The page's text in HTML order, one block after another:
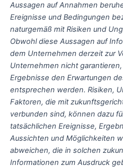
Aussagen auf Annahmen
Ereignisse und Bedingungen
naturgemäß mit Risiken und
Obwohl diese Aussagen auf
dem Unternehmen derzeit zur
Unternehmen nicht
Ergebnisse den Erwartungen
entsprechen werden. Risiken,
Faktoren, die mit
verbunden sind, können dazu
tatsächlichen Ereignisse,
Aussichten und Möglichkeiten
abweichen, die in solchen
Informationen zum Ausdruck